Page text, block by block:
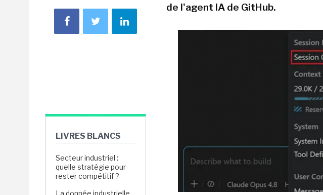
LIVRES BLANCS
Secteur industriel :
quelle stratégie pour
rester compétitif ?
La donnée industrielle
de l'agent IA de GitHub.